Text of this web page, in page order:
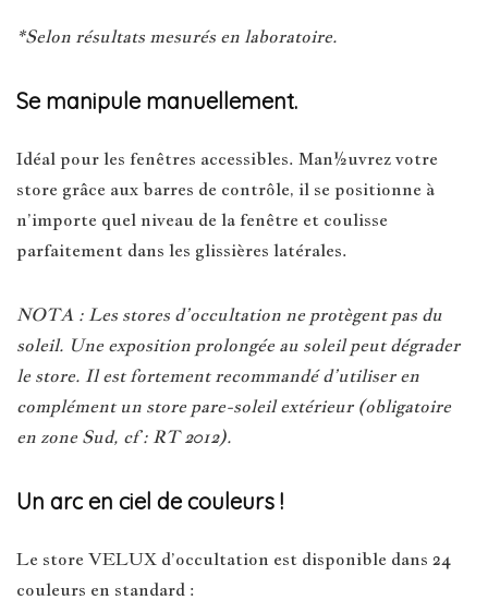
*Selon résultats mesurés en laboratoire.
Se manipule manuellement.
Idéal pour les fenêtres accessibles. Man½uvrez votre
store grâce aux barres de contrôle, il se positionne à
n’importe quel niveau de la fenêtre et coulisse
parfaitement dans les glissières latérales.
NOTA : Les stores d’occultation ne protègent pas du
soleil. Une exposition prolongée au soleil peut dégrader
le store. Il est fortement recommandé d’utiliser en
complément un store pare-soleil extérieur (obligatoire
en zone Sud, cf : RT 2012).
Un arc en ciel de couleurs !
Le store VELUX d’occultation est disponible dans 24
couleurs en standard :